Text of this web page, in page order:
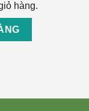
hàng.